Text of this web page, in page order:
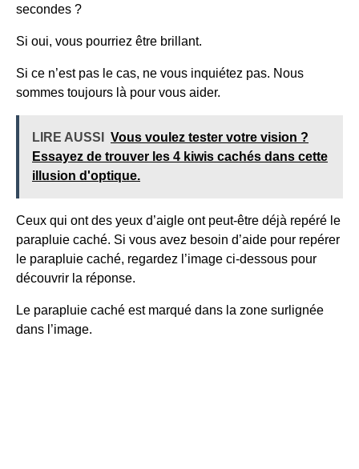
secondes ?
Si oui, vous pourriez être brillant.
Si ce n’est pas le cas, ne vous inquiétez pas. Nous
sommes toujours là pour vous aider.
LIRE AUSSI
Vous voulez tester votre vision ?
Essayez de trouver les 4 kiwis cachés dans cette
illusion d'optique.
Ceux qui ont des yeux d’aigle ont peut-être déjà repéré le
parapluie caché. Si vous avez besoin d’aide pour repérer
le parapluie caché, regardez l’image ci-dessous pour
découvrir la réponse.
Le parapluie caché est marqué dans la zone surlignée
dans l’image.